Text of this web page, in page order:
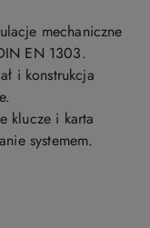
mechaniczne
EN 1303.
i konstrukcja
klucze i karta
systemem.